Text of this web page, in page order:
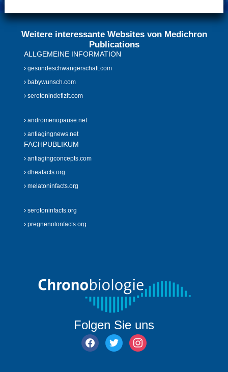
Weitere interessante Websites von Medichron
Publications
ALLGEMEINE INFORMATION
gesundeschwangerschaft.com
babywunsch.com
serotonindefizit.com
andromenopause.net
antiagingnews.net
FACHPUBLIKUM
antiagingconcepts.com
dheafacts.org
melatoninfacts.org
serotoninfacts.org
pregnenolonfacts.org
Folgen Sie uns
facebook
twitter instagram